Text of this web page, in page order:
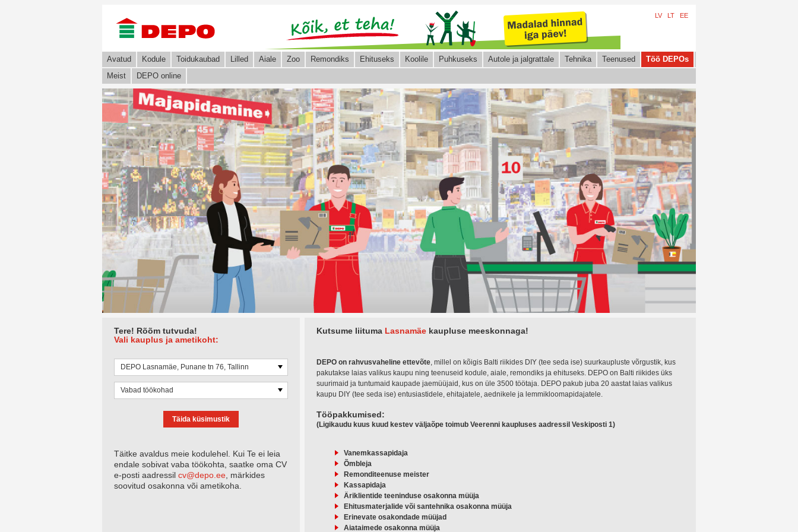
LV LT EE
Avatud Kodule Toidukaubad Lilled Aiale Zoo Remondiks Ehituseks Koolile Puhkuseks Autole ja jalgrattale Tehnika Teenused
Töö DEPOs
Meist
DEPO online
Tere! Rõõm tutvuda!
Vali kauplus ja ametikoht:
Täida küsimustik
Täitke avaldus meie kodulehel. Kui Te ei leia
endale sobivat vaba töökohta, saatke oma CV
e-posti aadressil cv@depo.ee , märkides
soovitud osakonna või ametikoha.
Kutsume liituma Lasnamäe kaupluse meeskonnaga!
DEPO on rahvusvaheline ettevõte, millel on kõigis Balti riikides DIY (tee seda ise) suurkaupluste võrgustik, kus
pakutakse laias valikus kaupu ning teenuseid kodule, aiale, remondiks ja ehituseks. DEPO on Balti riikides üks
suurimaid ja tuntumaid kaupade jaemüüjaid, kus on üle 3500 töötaja. DEPO pakub juba 20 aastat laias valikus
kaupu DIY (tee seda ise) entusiastidele, ehitajatele, aednikele ja lemmikloomapidajatele.
Tööpakkumised:
(Ligikaudu kuus kuud kestev väljaõpe toimub Veerenni kaupluses aadressil Veskiposti 1)
Vanemkassapidaja
Õmbleja
Remonditeenuse meister
Kassapidaja
Äriklientide teeninduse osakonna müüja
Ehitusmaterjalide või santehnika osakonna müüja
Erinevate osakondade müüjad
Aiataimede osakonna müüja